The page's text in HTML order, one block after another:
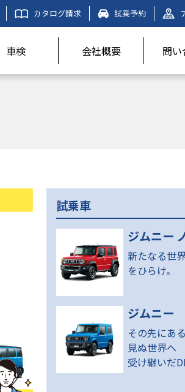
カタログ請求 試乗予約
車検 会社概要 問い
試乗車
ジムニー
新たなる世
をひらけ。
ジムニー
その先にあ
見ぬ世界へ
受け継いだ